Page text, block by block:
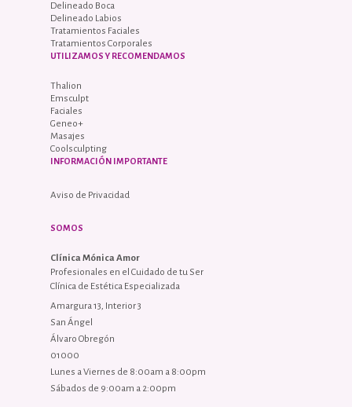
Delineado Boca
Delineado Labios
Tratamientos Faciales
Tratamientos Corporales
UTILIZAMOS Y RECOMENDAMOS
Thalion
Emsculpt
Faciales
Geneo+
Masajes
Coolsculpting
INFORMACIÓN IMPORTANTE
Aviso de Privacidad
SOMOS
Clínica Mónica Amor
Profesionales en el Cuidado de tu Ser
Clínica de Estética Especializada
Amargura 13, Interior 3
San Ángel
Álvaro Obregón
01000
Lunes a Viernes de 8:00am a 8:00pm
Sábados de 9:00am a 2:00pm